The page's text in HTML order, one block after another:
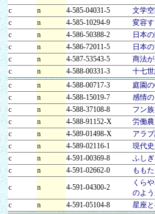
c n 4-585-04031-5 文学
c
n 4-585-10294-9 変容
c
n 4-586-50388-2 日本
c
n 4-586-72011-5 日本
c
n 4-587-53543-5 商法が
c
n 4-588-00331-3 十七
c
n 4-588-00717-3 庭園
c
n 4-588-15019-7 感情
c
n 4-588-37108-8 フン族
c
n 4-588-91152-X 労働
c
n 4-589-01498-X アラ
c
n 4-589-02116-1 現代
c
n 4-591-00369-8 ふし
c
n 4-591-02662-0 もも
c
n 4-591-04300-2
くら
のよ
c n 4-591-05104-8 星座